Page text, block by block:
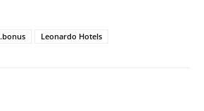
Leonardo Hotels